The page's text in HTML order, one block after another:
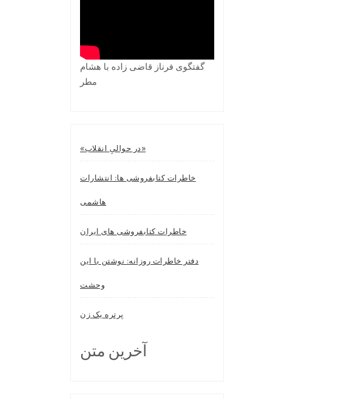
گفتگوی فرناز قاضی زاده با هشام
مطر
«در حوالیِ انقلاب»
خاطرات کتابفروشی ها: انتشارات
هاشمی
خاطرات کتابفروشی های ایران
دفتر خاطرات روزانه: نوشتن با این
وحشت
پرتره یک زن
آخرین متن